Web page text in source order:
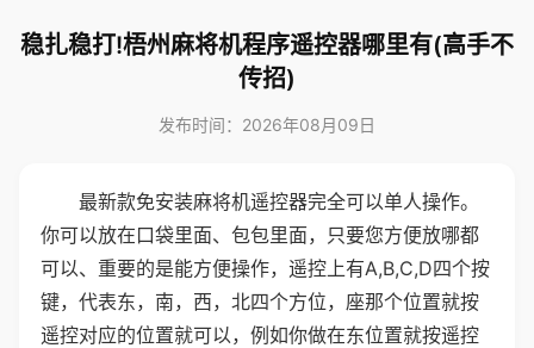
稳扎稳打!梧州麻将机程序遥控器哪里有(高手不
传招)
发布时间：2026年08月09日
最新款免安装麻将机遥控器完全可以单人操作。
你可以放在口袋里面、包包里面，只要您方便放哪都
可以、重要的是能方便操作，遥控上有A,B,C,D四个按
键，代表东，南，西，北四个方位，座那个位置就按
遥控对应的位置就可以，例如你做在东位置就按遥控